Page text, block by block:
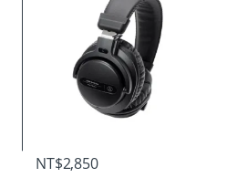
NT$2,850